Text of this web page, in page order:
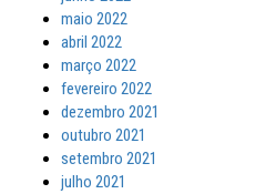
maio 2022
abril 2022
março 2022
fevereiro 2022
dezembro 2021
outubro 2021
setembro 2021
julho 2021